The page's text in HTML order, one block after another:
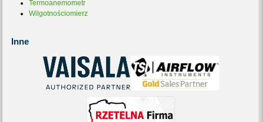
Termoanemometr
Wilgotnościomierz
Inne